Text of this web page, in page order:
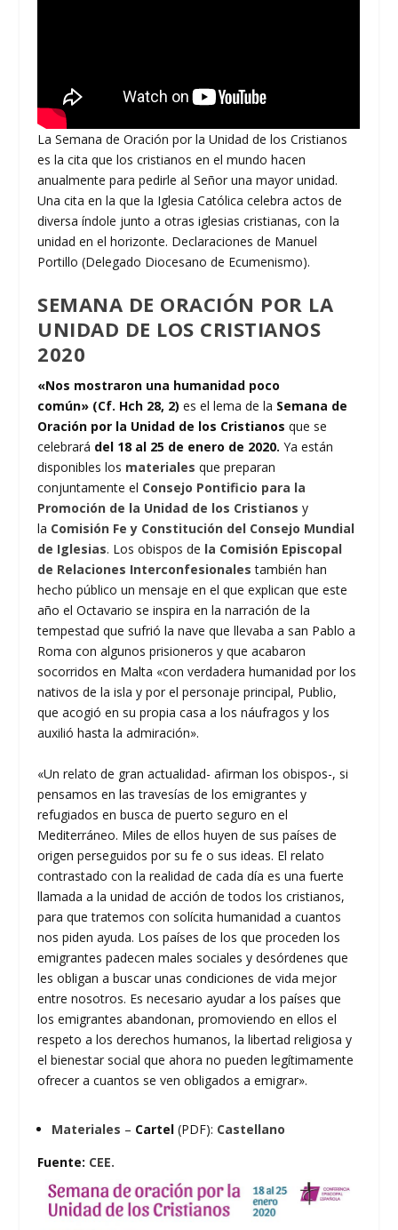
La Semana de Oración por la Unidad de los Cristianos
es la cita que los cristianos en el mundo hacen
anualmente para pedirle al Señor una mayor unidad.
Una cita en la que la Iglesia Católica celebra actos de
diversa índole junto a otras iglesias cristianas, con la
unidad en el horizonte. Declaraciones de Manuel
Portillo (Delegado Diocesano de Ecumenismo).
SEMANA DE ORACIÓN POR LA
UNIDAD DE LOS CRISTIANOS
2020
«Nos mostraron una humanidad poco
común» (Cf. Hch 28, 2)es el lema de la Semana de
Oración por la Unidad de los Cristianosque se
celebrará del 18 al 25 de enero de 2020.Ya están
disponibles los materiales que preparan
conjuntamente el Consejo Pontificio para la
Promoción de la Unidad de los Cristianos y
la Comisión Fe y Constitución del Consejo Mundial
de Iglesias. Los obispos de la Comisión Episcopal
de Relaciones Interconfesionales también han
hecho público un mensaje en el que explican que este
año el Octavario se inspira en la narración de la
tempestad que sufrió la nave que llevaba a san Pablo a
Roma con algunos prisioneros y que acabaron
socorridos en Malta «con verdadera humanidad por los
nativos de la isla y por el personaje principal, Publio,
que acogió en su propia casa a los náufragos y los
auxilió hasta la admiración».
«Un relato de gran actualidad- afirman los obispos-, si
pensamos en las travesías de los emigrantes y
refugiados en busca de puerto seguro en el
Mediterráneo. Miles de ellos huyen de sus países de
origen perseguidos por su fe o sus ideas. El relato
contrastado con la realidad de cada día es una fuerte
llamada a la unidad de acción de todos los cristianos,
para que tratemos con solícita humanidad a cuantos
nos piden ayuda. Los países de los que proceden los
emigrantes padecen males sociales y desórdenes que
les obligan a buscar unas condiciones de vida mejor
entre nosotros. Es necesario ayudar a los países que
los emigrantes abandonan, promoviendo en ellos el
respeto a los derechos humanos, la libertad religiosa y
el bienestar social que ahora no pueden legítimamente
ofrecer a cuantos se ven obligados a emigrar».
Materiales – Cartel (PDF): Castellano
Fuente: CEE.